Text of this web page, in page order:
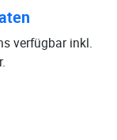
verfügbar inkl.